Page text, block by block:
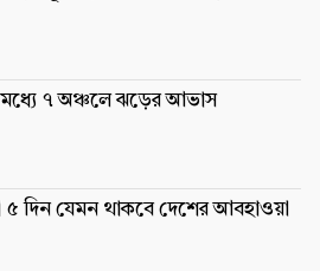
মধ্যে ৭ অঞ্চলে ঝড়ের আভাস
৫ দিন যেমন থাকবে দেশের আবহাওয়া